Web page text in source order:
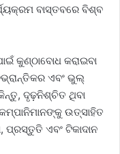
ବାସ୍ତବରେ ବିଶ୍ବ
କୁଣ୍ଠାବୋଧ କରାଇବା
ଏବଂ ଭୁଲ୍‌
ଦୃଢ଼ନିଶ୍ଚିତ ଥିବା
କମ୍ପାନିମାନଙ୍କୁ ଉତ୍ସାହିତ
ପ୍ରସ୍ତୁତି ଏବଂ ଟିକାଦାନ